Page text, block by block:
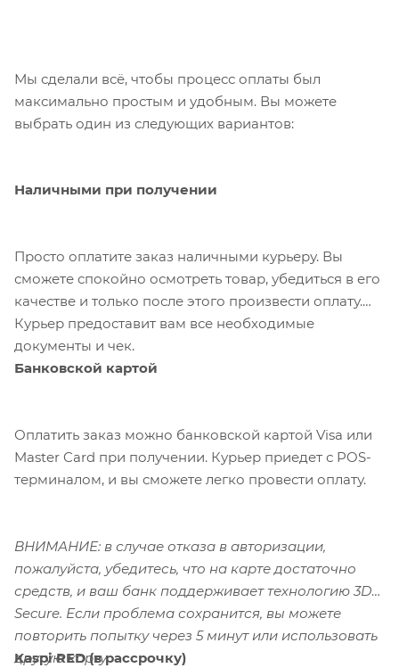
Мы сделали всё, чтобы процесс оплаты был
максимально простым и удобным. Вы можете
выбрать один из следующих вариантов:
Наличными при получении
Просто оплатите заказ наличными курьеру. Вы
сможете спокойно осмотреть товар, убедиться в его
качестве и только после этого произвести оплату.
Курьер предоставит вам все необходимые
документы и чек.
Банковской картой
Оплатить заказ можно банковской картой Visa или
Master Card при получении. Курьер приедет с POS-
терминалом, и вы сможете легко провести оплату.
ВНИМАНИЕ: в случае отказа в авторизации,
пожалуйста, убедитесь, что на карте достаточно
средств, и ваш банк поддерживает технологию 3D-
Secure. Если проблема сохранится, вы можете
повторить попытку через 5 минут или использовать
другую карту.
Kaspi RED (в рассрочку)